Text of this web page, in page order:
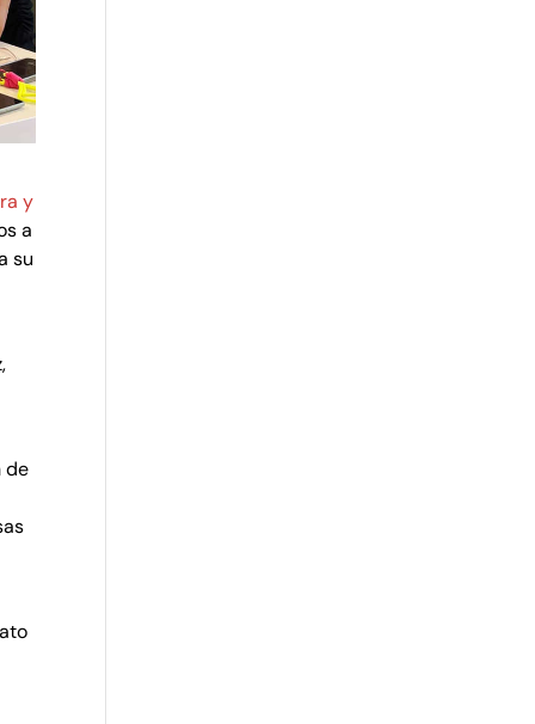
y
a
su
de